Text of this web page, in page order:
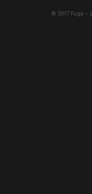
© 2017 Fuga –